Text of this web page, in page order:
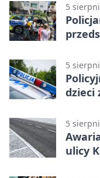
5
5
dzieci
5
ulicy